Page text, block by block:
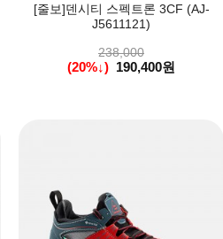
[줄보]덴시티 스펙트론 3CF (AJ-
J5611121)
238,000
(20%↓) 190,400원